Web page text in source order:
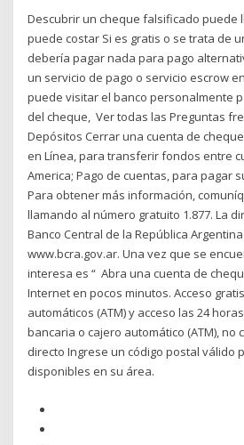
Descubrir un cheque falsificado puede
puede costar Si es gratis o se trata de
debería pagar nada para pago
un servicio de pago o servicio escrow
puede visitar el banco personalmente
del cheque, Ver todas las Preguntas
Depósitos Cerrar una cuenta de
en Línea, para transferir fondos entre
America; Pago de cuentas, para pagar
Para obtener más información,
llamando al número gratuito 1.877. La
Banco Central de la República
www.bcra.gov.ar. Una vez que se
interesa es “ Abra una cuenta de
Internet en pocos minutos. Acceso
automáticos (ATM) y acceso las 24
bancaria o cajero automático (ATM), no
directo Ingrese un código postal válido
disponibles en su área.